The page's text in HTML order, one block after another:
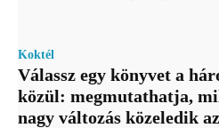
Koktél
Válassz egy könyvet a
közül: megmutathatja,
nagy változás közeledik